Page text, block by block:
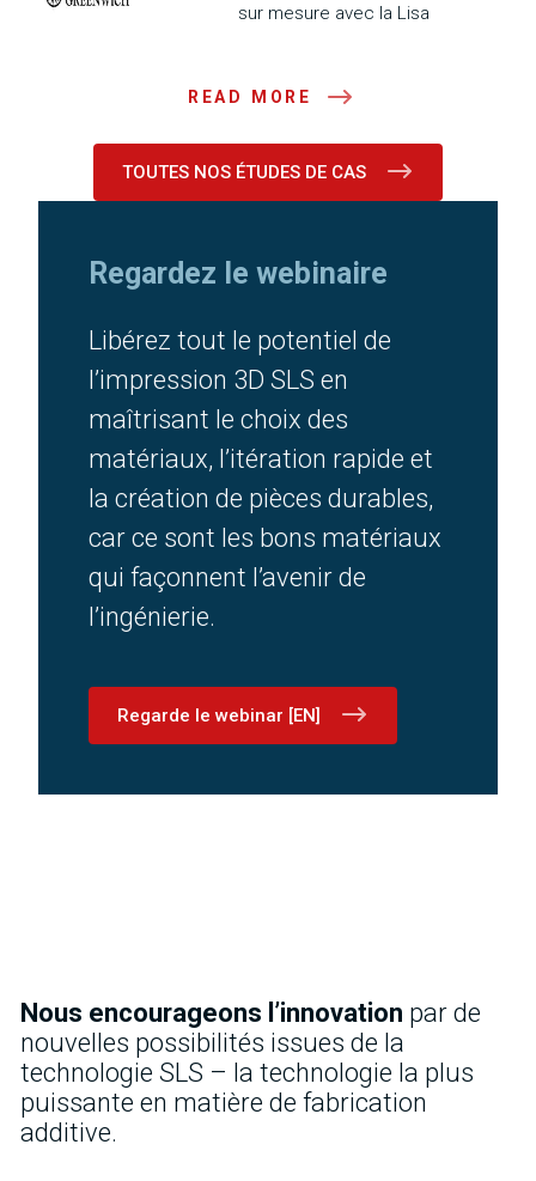
sur mesure avec la Lisa
READ MORE
TOUTES NOS ÉTUDES DE CAS
Regardez le webinaire
Libérez tout le potentiel de
l’impression 3D SLS en
maîtrisant le choix des
matériaux, l’itération rapide et
la création de pièces durables,
car ce sont les bons matériaux
qui façonnent l’avenir de
l’ingénierie.
Regarde le webinar [EN]
Nous encourageons l’innovation par de
nouvelles possibilités issues de la
technologie SLS – la technologie la plus
puissante en matière de fabrication
additive.